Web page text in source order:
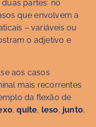
partes: no
que envolvem a
– variáveis ou
o adjetivo e
aos casos
mais recorrentes
da flexão de
,quite, leso, junto,